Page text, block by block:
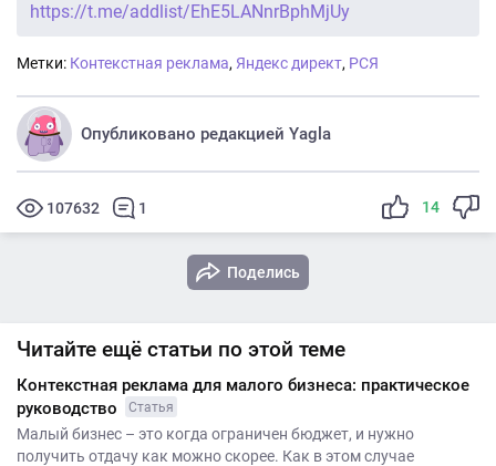
https://t.me/addlist/EhE5LANnrBphMjUy
Метки: Контекстная реклама, Яндекс директ, РСЯ
Опубликовано редакцией Yagla
107632 1 14
Поделись
Читайте ещё статьи по этой теме
Контекстная реклама для малого бизнеса: практическое
руководство
Статья
Малый бизнес – это когда ограничен бюджет, и нужно
получить отдачу как можно скорее. Как в этом случае